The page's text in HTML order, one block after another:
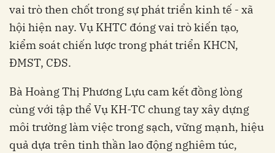
vai trò then chốt trong sự phát triển kinh tế - xã
hội hiện nay. Vụ KHTC đóng vai trò kiến tạo,
kiểm soát chiến lược trong phát triển KHCN,
ĐMST, CĐS.
Bà Hoàng Thị Phương Lựu cam kết đồng lòng
cùng với tập thể Vụ KH-TC chung tay xây dựng
môi trường làm việc trong sạch, vững mạnh, hiệu
quả dựa trên tinh thần lao động nghiêm túc,